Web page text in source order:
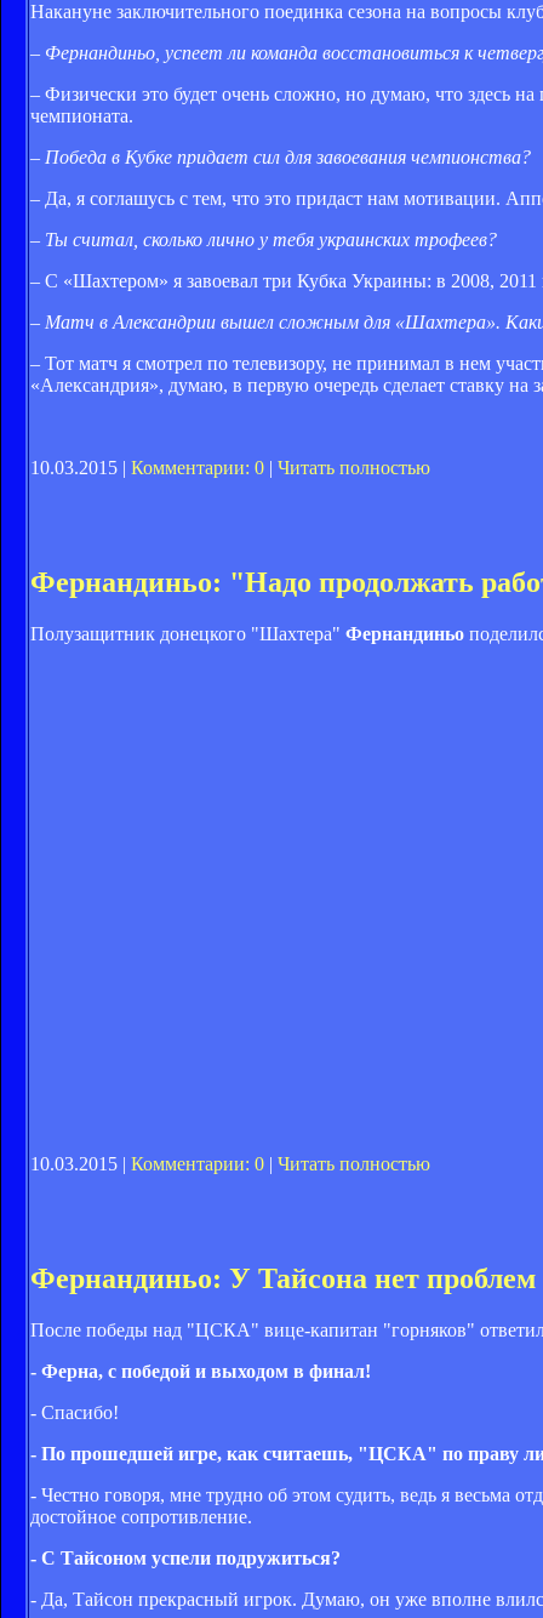
Накануне заключительного поединка сезона на вопросы
– Фернандиньо, успеет ли команда восстановиться к
– Физически это будет очень сложно, но думаю, что здесь
чемпионата.
– Победа в Кубке придает сил для завоевания чемпионства?
– Да, я соглашусь с тем, что это придаст нам мотивации.
– Ты считал, сколько лично у тебя украинских трофеев?
– С «Шахтером» я завоевал три Кубка Украины: в 2008,
– Матч в Александрии вышел сложным для «Шахтера».
– Тот матч я смотрел по телевизору, не принимал в нем
«Александрия», думаю, в первую очередь сделает ставку на
10.03.2015 | Комментарии: 0 | Читать полностью
Фернандиньо: "Надо продолжать
Полузащитник донецкого "Шахтера" Фернандиньо
10.03.2015 | Комментарии: 0 | Читать полностью
Фернандиньо: У Тайсона нет
После победы над "ЦСКА" вице-капитан "горняков"
- Ферна, с победой и выходом в финал!
- Спасибо!
- По прошедшей игре, как считаешь, "ЦСКА" по праву
- Честно говоря, мне трудно об этом судить, ведь я весьма
достойное сопротивление.
- С Тайсоном успели подружиться?
- Да, Тайсон прекрасный игрок. Думаю, он уже вполне